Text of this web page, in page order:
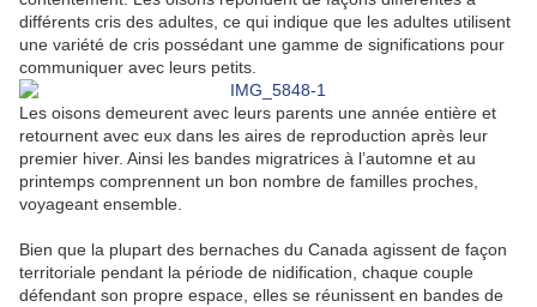
différents cris des adultes, ce qui indique que les adultes utilisent
une variété de cris possédant une gamme de significations pour
communiquer avec leurs petits.
Les oisons demeurent avec leurs parents une année entière et
retournent avec eux dans les aires de reproduction après leur
premier hiver. Ainsi les bandes migratrices à l’automne et au
printemps comprennent un bon nombre de familles proches,
voyageant ensemble.
Bien que la plupart des bernaches du Canada agissent de façon
territoriale pendant la période de nidification, chaque couple
défendant son propre espace, elles se réunissent en bandes de